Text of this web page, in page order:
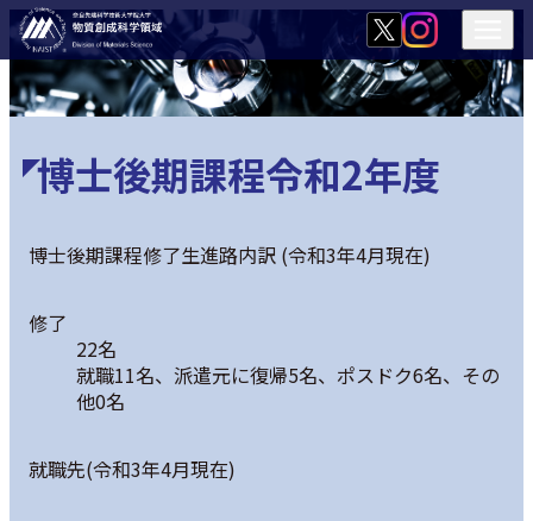
博士後期課程令和2年度
博士後期課程修了生進路内訳 (令和3年4月現在)
修了
22名
就職11名、派遣元に復帰5名、ポスドク6名、その
他0名
就職先(令和3年4月現在)